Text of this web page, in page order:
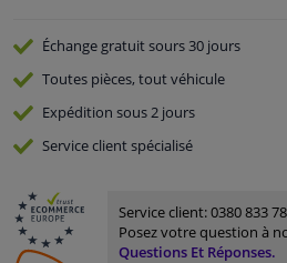
Échange gratuitsours 30 jours
Toutes pièces, tout véhicule
Expédition sous 2 jours
Serviceclient spécialisé
Service client:0380 833 78
Posez votre question à
Questions Et Réponses.